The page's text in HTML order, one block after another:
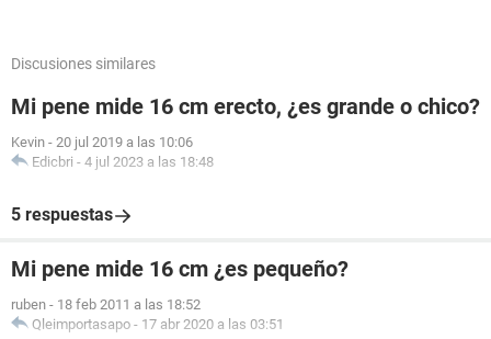
Discusiones similares
Mi pene mide 16 cm erecto, ¿es grande o chico?
Kevin - 20 jul 2019 a las 10:06
Edicbri - 4 jul 2023 a las 18:48
5 respuestas
Mi pene mide 16 cm ¿es pequeño?
ruben - 18 feb 2011 a las 18:52
Qleimportasapo - 17 abr 2020 a las 03:51